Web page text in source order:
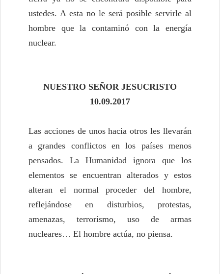
ustedes. A esta no le será posible servirle al
hombre que la contaminó con la energía
nuclear.
NUESTRO SEÑOR JESUCRISTO
10.09.2017
Las acciones de unos hacia otros les llevarán
a grandes conflictos en los países menos
pensados. La Humanidad ignora que los
elementos se encuentran alterados y estos
alteran el normal proceder del hombre,
reflejándose en disturbios, protestas,
amenazas, terrorismo, uso de armas
nucleares… El hombre actúa, no piensa.